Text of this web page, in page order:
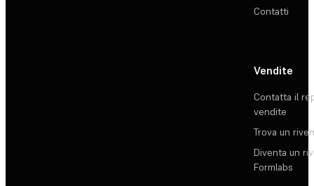
Contatti
Vendite
Contatta il
vendite
Trova un
Diventa un
Formlabs